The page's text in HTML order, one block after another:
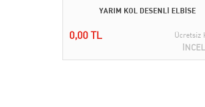
YARIM KOL DESENLİ ELBİSE
0,00 TL Ücretsiz